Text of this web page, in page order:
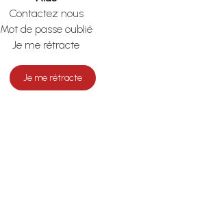
Contactez nous
Mot de passe oublié
Je me rétracte
Je me rétracte